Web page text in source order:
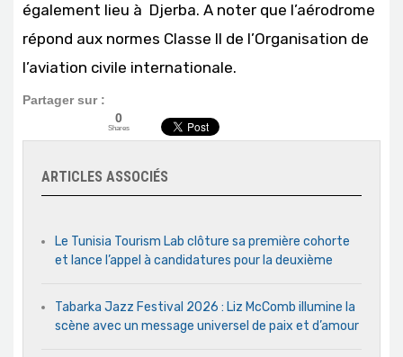
également lieu à Djerba. A noter que l’aérodrome
répond aux normes Classe II de l’Organisation de
l’aviation civile internationale.
Partager sur :
0
Shares
ARTICLES ASSOCIÉS
Le Tunisia Tourism Lab clôture sa première cohorte
et lance l’appel à candidatures pour la deuxième
Tabarka Jazz Festival 2026 : Liz McComb illumine la
scène avec un message universel de paix et d’amour